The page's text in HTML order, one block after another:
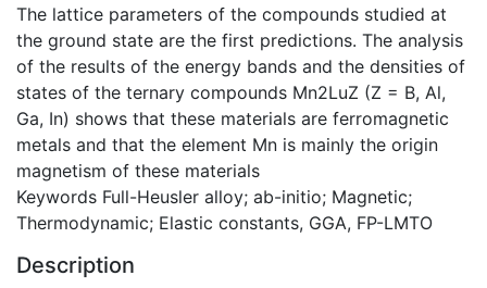
The lattice parameters of the compounds studied at
the ground state are the first predictions. The analysis
of the results of the energy bands and the densities of
states of the ternary compounds Mn2LuZ (Z = B, Al,
Ga, In) shows that these materials are ferromagnetic
metals and that the element Mn is mainly the origin
magnetism of these materials
Keywords Full-Heusler alloy; ab-initio; Magnetic;
Thermodynamic; Elastic constants, GGA, FP-LMTO
Description